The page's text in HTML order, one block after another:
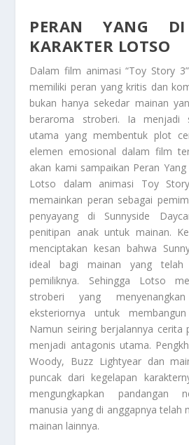
PERAN YANG
KARAKTER LOTSO
Dalam film animasi “Toy Story
memiliki peran yang kritis dan
bukan hanya sekedar mainan
beraroma stroberi. Ia menjadi
utama yang membentuk plot
elemen emosional dalam film
akan kami sampaikan Peran
Lotso dalam animasi Toy
memainkan peran sebagai
penyayang di Sunnyside
penitipan anak untuk mainan.
menciptakan kesan bahwa
ideal bagi mainan yang
pemiliknya. Sehingga Lotso
stroberi yang
eksteriornya untuk
Namun seiring berjalannya cerita
menjadi antagonis utama.
Woody, Buzz Lightyear dan
puncak dari kegelapan
mengungkapkan pandangan
manusia yang di anggapnya telah
mainan lainnya.